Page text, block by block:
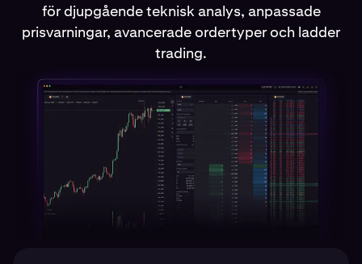
för djupgående teknisk analys, anpassade
prisvarningar, avancerade ordertyper och ladder
trading.